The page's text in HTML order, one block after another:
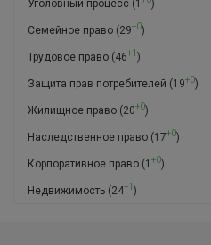
Уголовный процесс (1 )
Семейное право (29+0)
Трудовое право (46+1 )
Защита прав потребителей (19+0)
Жилищное право (20+0)
Наследственное право (17+0)
Корпоративное право (1 +0)
Недвижимость (24+1 )